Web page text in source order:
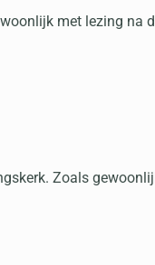
met lezing na
Zoals